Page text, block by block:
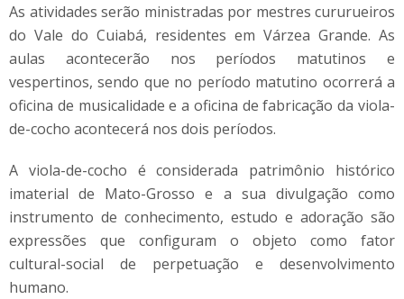
As atividades serão ministradas por mestres cururueiros
do Vale do Cuiabá, residentes em Várzea Grande. As
aulas acontecerão nos períodos matutinos e
vespertinos, sendo que no período matutino ocorrerá a
oficina de musicalidade e a oficina de fabricação da viola-
de-cocho acontecerá nos dois períodos.
A viola-de-cocho é considerada patrimônio histórico
imaterial de Mato-Grosso e a sua divulgação como
instrumento de conhecimento, estudo e adoração são
expressões que configuram o objeto como fator
cultural-social de perpetuação e desenvolvimento
humano.